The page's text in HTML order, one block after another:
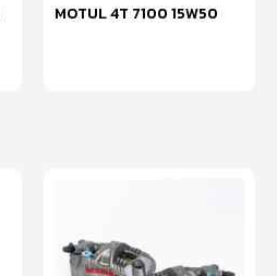
MOTUL 4T 7100 15W50